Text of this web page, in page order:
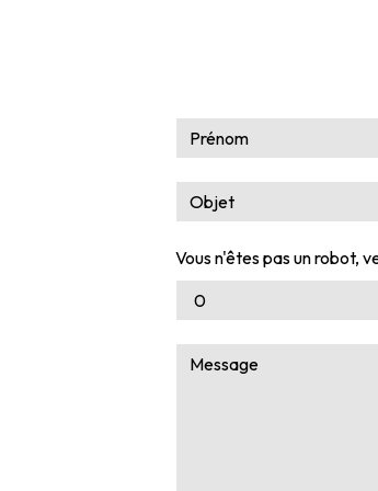
Vous n'êtes pas un robot,